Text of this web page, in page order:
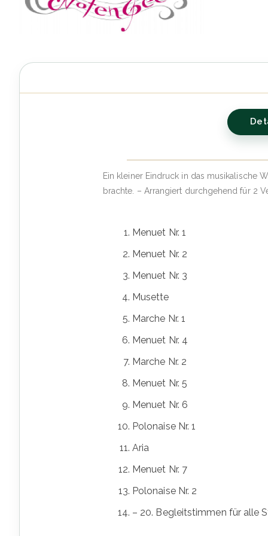
Ein kleiner Eindruck in das musikalische
brachte. – Arrangiert durchgehend für 2
Menuet Nr. 1
Menuet Nr. 2
Menuet Nr. 3
Musette
Marche Nr. 1
Menuet Nr. 4
Marche Nr. 2
Menuet Nr. 5
Menuet Nr. 6
Polonaise Nr. 1
Aria
Menuet Nr. 7
Polonaise Nr. 2
– 20. Begleitstimmen für alle